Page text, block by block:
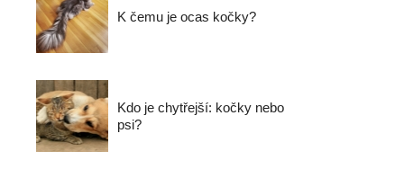
K čemu je ocas kočky?
Kdo je chytřejší: kočky nebo
psi?